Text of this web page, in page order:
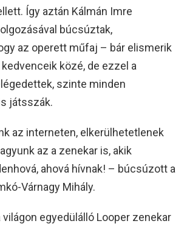
Így aztán Kálmán Imre
búcsúztak,
az operett műfaj – bár elismerik
közé, de ezzel a
szinte minden
játsszák.
az interneten, elkerülhetetlenek
az a zenekar is, akik
ahová hívnak! – búcsúzott a
Várnagy Mihály.
világon egyedülálló Looper zenekar